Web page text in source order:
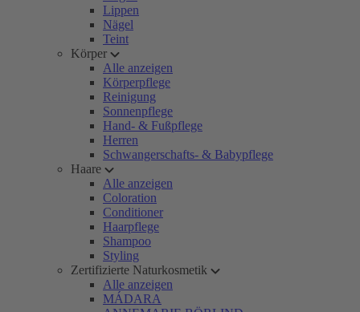
Lippen
Nägel
Teint
Körper
Alle anzeigen
Körperpflege
Reinigung
Sonnenpflege
Hand- & Fußpflege
Herren
Schwangerschafts- & Babypflege
Haare
Alle anzeigen
Coloration
Conditioner
Haarpflege
Shampoo
Styling
Zertifizierte Naturkosmetik
Alle anzeigen
MÁDARA